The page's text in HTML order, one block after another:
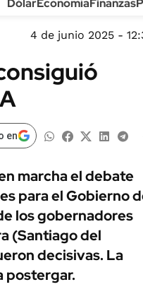
TECNOLOGÍA
MÉXICO
MUNDO
LIFESTYLE
AUTOS
4 de junio 2025 -
en
marcha el debate
para el Gobierno
los gobernadores
(Santiago del
decisivas. La
postergar.